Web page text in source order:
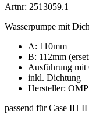
Artnr: 2513059.1
Wasserpumpe mit
A: 110mm
B: 112mm
Ausführung mit
inkl. Dichtung
Hersteller: OMP
passend für Case IH